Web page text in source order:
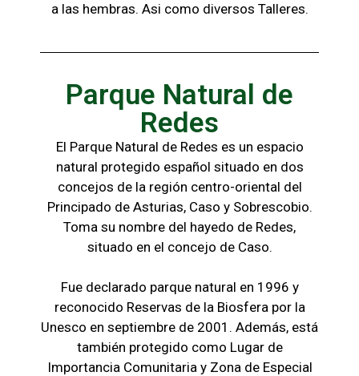
a las hembras. Asi como diversos Talleres.
Parque Natural de
Redes
El Parque Natural de Redes es un espacio
natural protegido español situado en dos
concejos de la región centro-oriental del
Principado de Asturias, Caso y Sobrescobio.
Toma su nombre del hayedo de Redes,
situado en el concejo de Caso.
Fue declarado parque natural en 1996 y
reconocido Reservas de la Biosfera por la
Unesco en septiembre de 2001. Además, está
también protegido como Lugar de
Importancia Comunitaria y Zona de Especial